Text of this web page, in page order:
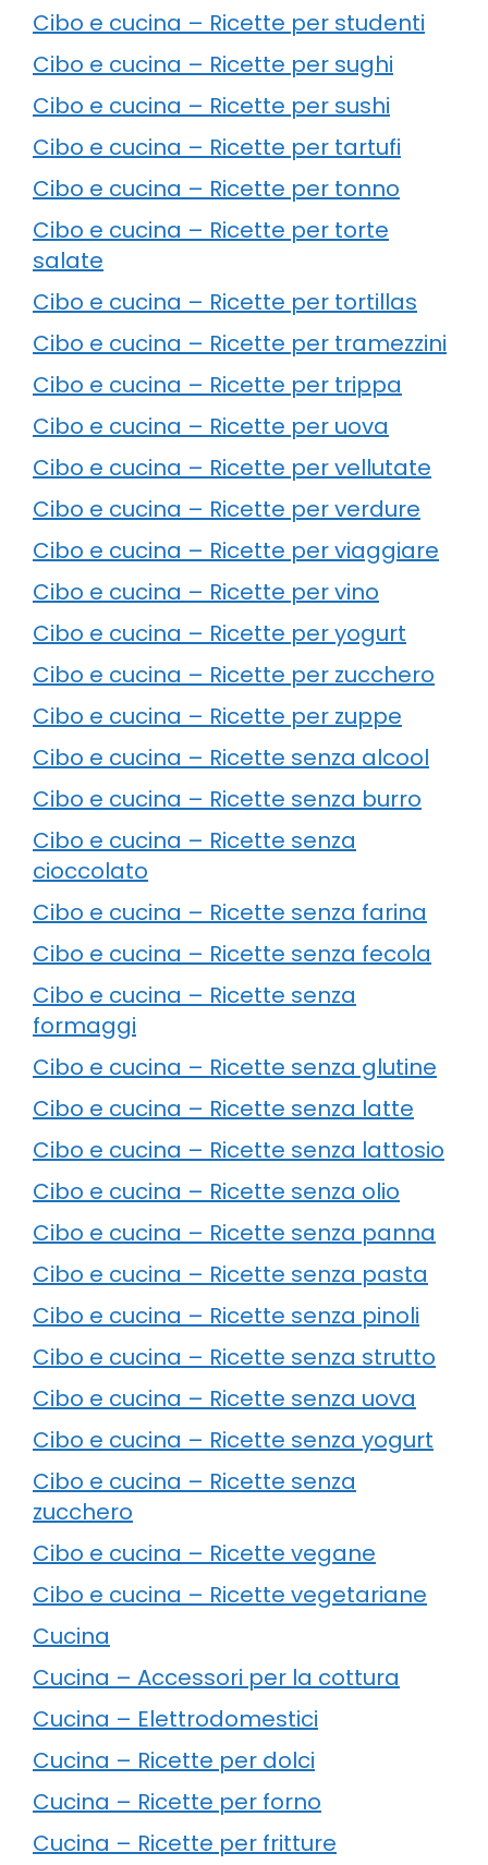
Cibo e cucina – Ricette per studenti
Cibo e cucina – Ricette per sughi
Cibo e cucina – Ricette per sushi
Cibo e cucina – Ricette per tartufi
Cibo e cucina – Ricette per tonno
Cibo e cucina – Ricette per torte
salate
Cibo e cucina – Ricette per tortillas
Cibo e cucina – Ricette per tramezzini
Cibo e cucina – Ricette per trippa
Cibo e cucina – Ricette per uova
Cibo e cucina – Ricette per vellutate
Cibo e cucina – Ricette per verdure
Cibo e cucina – Ricette per viaggiare
Cibo e cucina – Ricette per vino
Cibo e cucina – Ricette per yogurt
Cibo e cucina – Ricette per zucchero
Cibo e cucina – Ricette per zuppe
Cibo e cucina – Ricette senza alcool
Cibo e cucina – Ricette senza burro
Cibo e cucina – Ricette senza
cioccolato
Cibo e cucina – Ricette senza farina
Cibo e cucina – Ricette senza fecola
Cibo e cucina – Ricette senza
formaggi
Cibo e cucina – Ricette senza glutine
Cibo e cucina – Ricette senza latte
Cibo e cucina – Ricette senza lattosio
Cibo e cucina – Ricette senza olio
Cibo e cucina – Ricette senza panna
Cibo e cucina – Ricette senza pasta
Cibo e cucina – Ricette senza pinoli
Cibo e cucina – Ricette senza strutto
Cibo e cucina – Ricette senza uova
Cibo e cucina – Ricette senza yogurt
Cibo e cucina – Ricette senza
zucchero
Cibo e cucina – Ricette vegane
Cibo e cucina – Ricette vegetariane
Cucina
Cucina – Accessori per la cottura
Cucina – Elettrodomestici
Cucina – Ricette per dolci
Cucina – Ricette per forno
Cucina – Ricette per fritture